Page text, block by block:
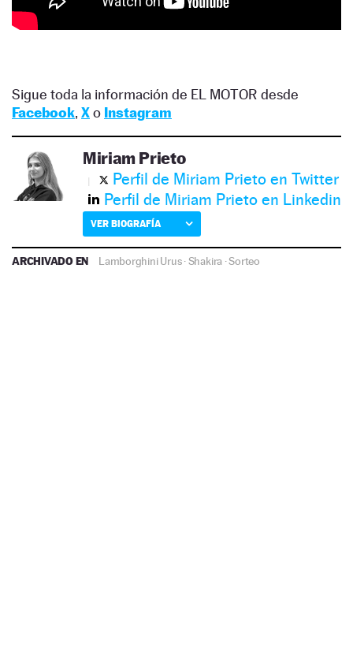
Sigue toda la información de EL MOTOR desde
Facebook, Xo Instagram
Miriam Prieto
Perfil de Miriam Prieto en Twitter
Perfil de Miriam Prieto en Linkedin
VER BIOGRAFÍA
ARCHIVADO EN Lamborghini Urus·Shakira ·Sorteo